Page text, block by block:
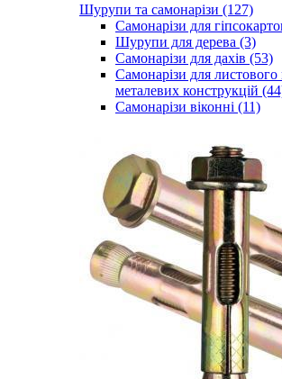
Шурупи та самонарізи (127)
Самонарізи для
Шурупи для дерева (3)
Самонарізи для дахів (53)
Самонарізи для листового
металевих конструкцій
Самонарізи віконні (11)